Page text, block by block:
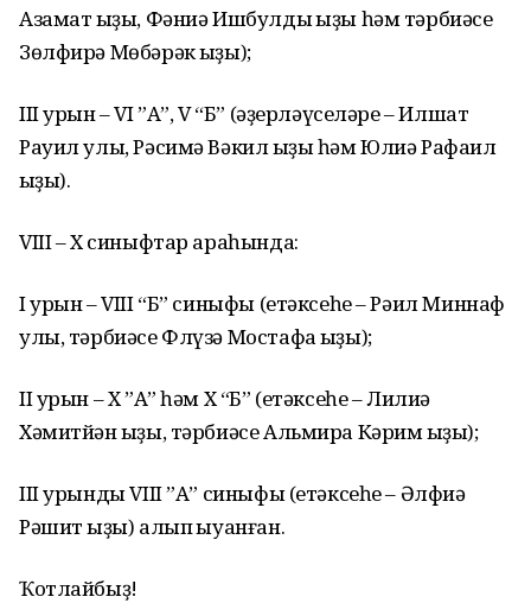
Азамат ҡыҙы, Фәниә Ишбулды ҡыҙы һәм тәрбиәсе
Зөлфирә Мөбәрәк ҡыҙы);
III урын – VI ”А”, V “Б” (әҙерләүселәре – Илшат
Рауил улы, Рәсимә Вәкил ҡыҙы һәм Юлиә Рафаил
ҡыҙы).
VIII – X синыфтар араһында:
I урын – VIII “Б” синыфы (етәксеһе – Рәил Миннаф
улы, тәрбиәсе Флүзә Мостафа ҡыҙы);
II урын – X ”А” һәм X “Б” (етәксеһе – Лилиә
Хәмитйән ҡыҙы, тәрбиәсе Альмира Кәрим ҡыҙы);
III урынды VIII ”А” синыфы (етәксеһе – Әлфиә
Рәшит ҡыҙы) алып ҡыуанған.
Ҡотлайбыҙ!